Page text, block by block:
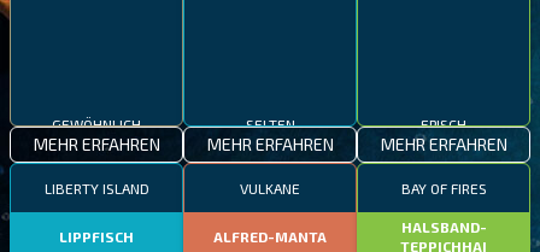
GEWÖHNLICH
MEHR ERFAHREN
SELTEN
MEHR ERFAHREN
EPISCH
MEHR ERFAHREN
LIBERTY ISLAND
LIPPFISCH
VULKANE
ALFRED-MANTA
BAY OF FIRES
HALSBAND-
TEPPICHHAI